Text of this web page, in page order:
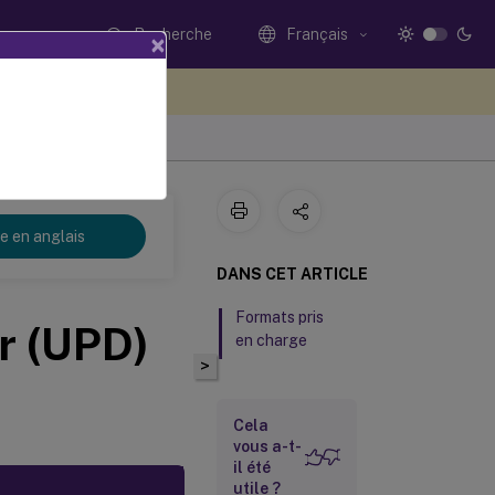
Recherche Français
en anglais
(UPD) >
DANS CET ARTICLE
Formats pris
en charge
Cela
vous a-t-
il été
utile ?
×